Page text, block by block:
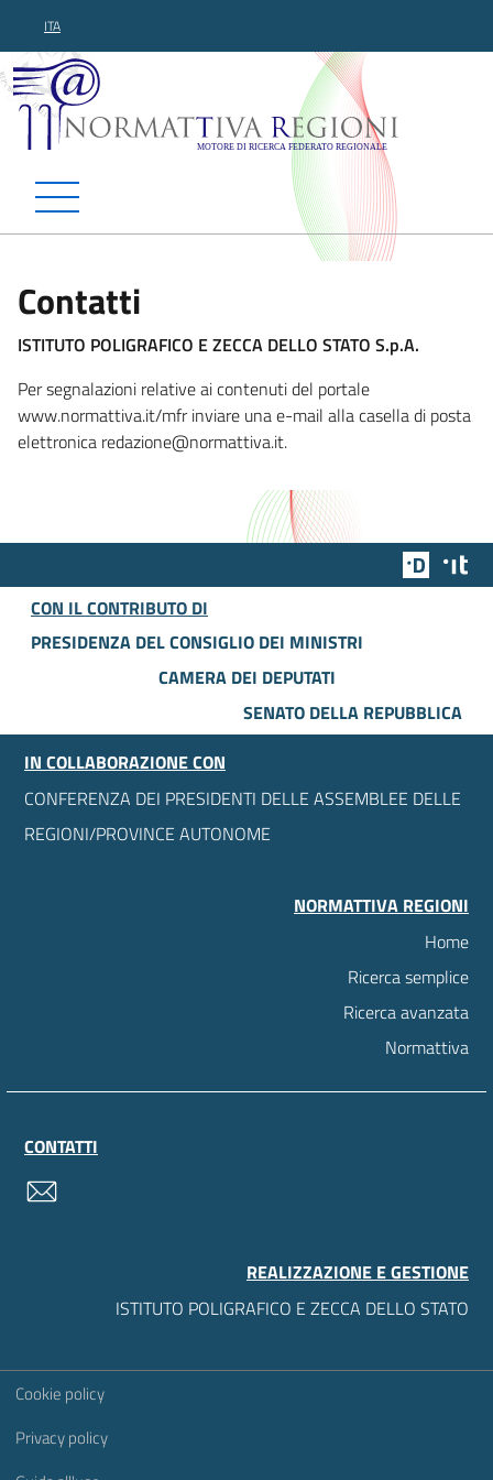
ITA
Normattiva Regioni -
Contatti
ISTITUTO POLIGRAFICO E ZECCA DELLO STATO S.p.A.
Per segnalazioni relative ai contenuti del portale
www.normattiva.it/mfr inviare una e-mail alla casella di posta
elettronica redazione@normattiva.it.
Team
CON IL CONTRIBUTO DI
PRESIDENZA DEL CONSIGLIO DEI MINISTRI
CAMERA DEI DEPUTATI
SENATO DELLA REPUBBLICA
IN COLLABORAZIONE CON
CONFERENZA DEI PRESIDENTI DELLE ASSEMBLEE DELLE
REGIONI/PROVINCE AUTONOME
NORMATTIVA REGIONI
Home
Ricerca semplice
Ricerca avanzata
Normattiva
CONTATTI
REALIZZAZIONE E GESTIONE
ISTITUTO POLIGRAFICO E ZECCA DELLO STATO
Sezione Link Utili
Cookie policy
Privacy policy